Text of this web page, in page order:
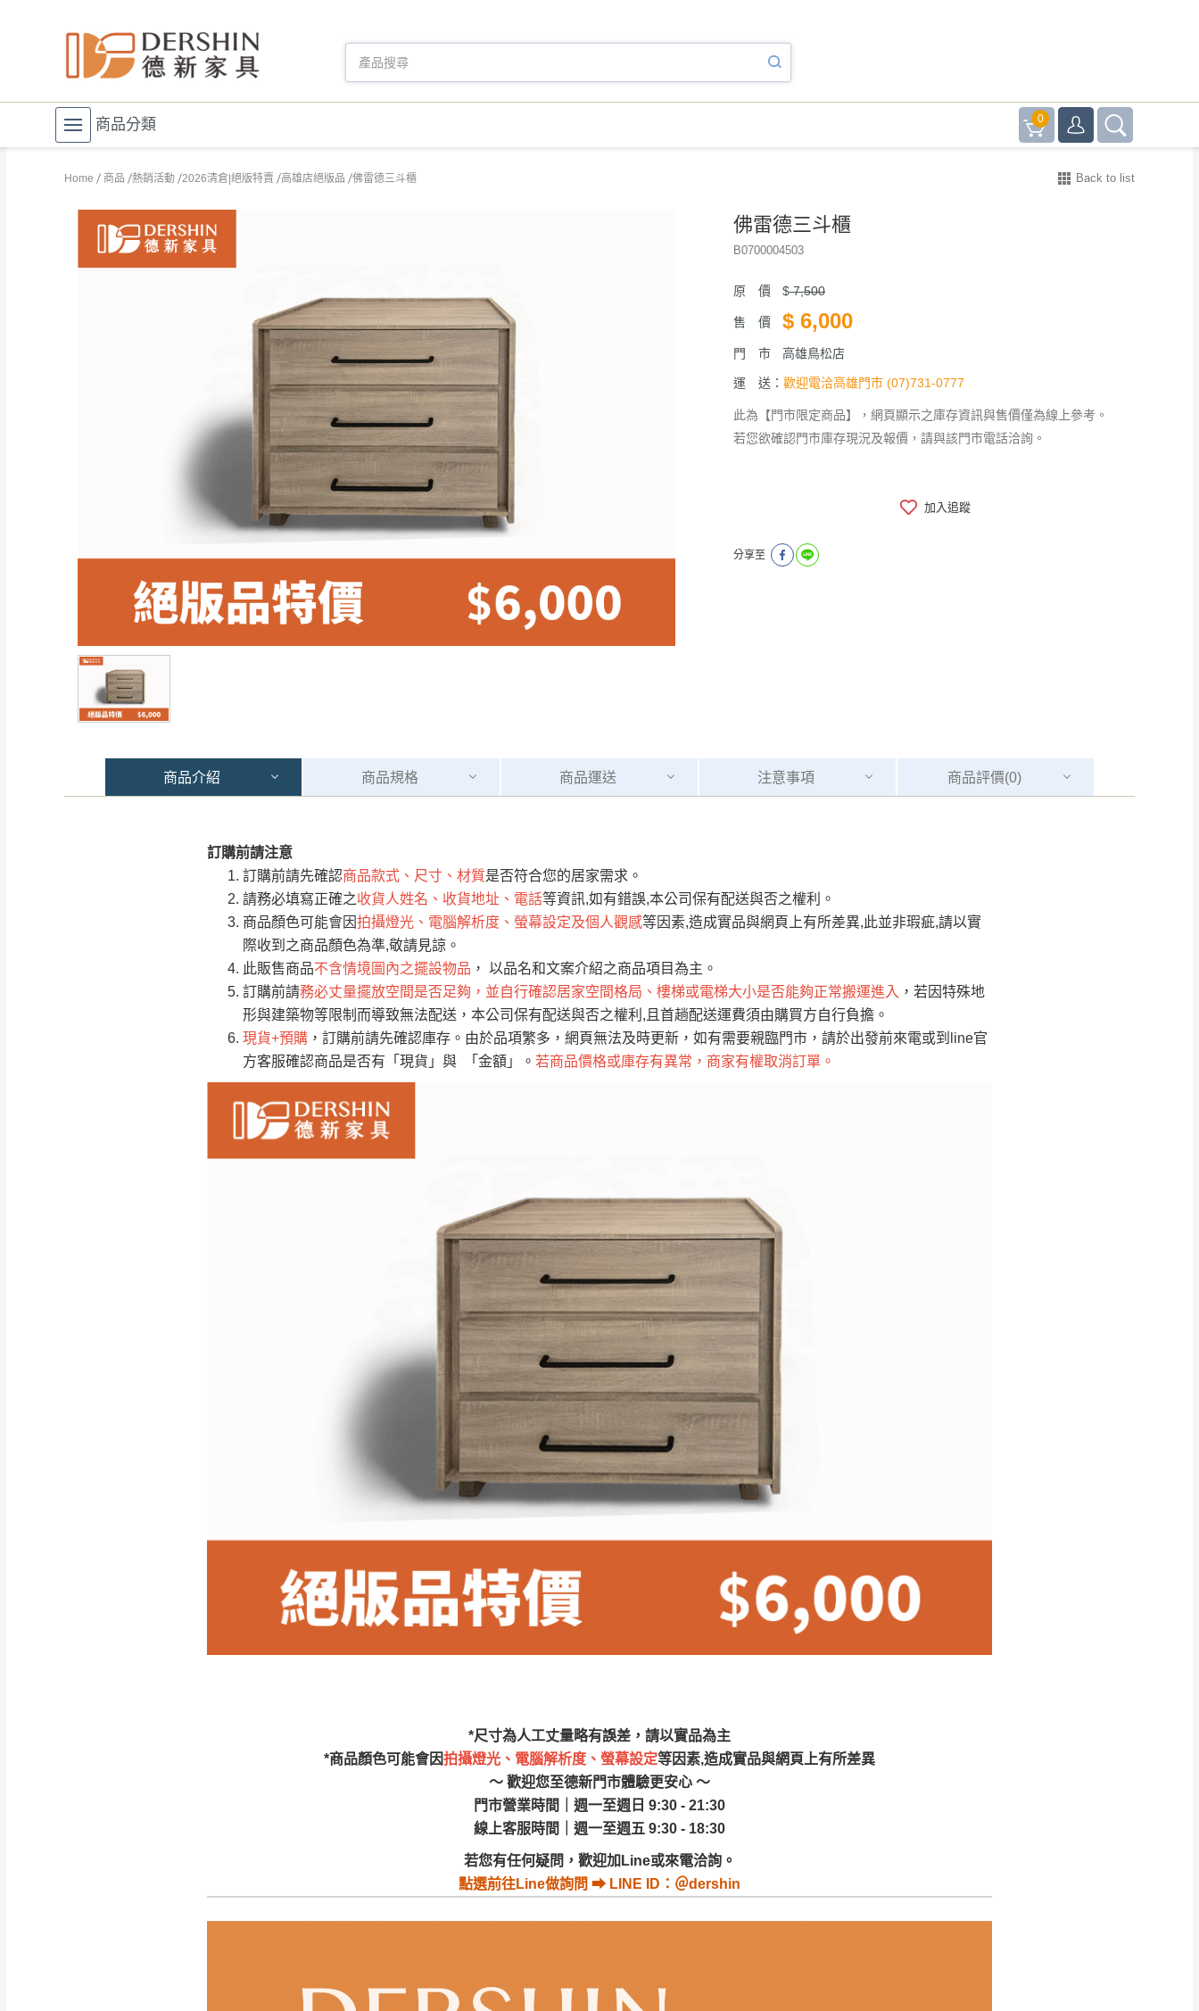
商品分類 0
Home 商品 熱銷活動 2026清倉|絕版特賣 高雄店絕版品 佛雷德三斗櫃 Back to list
佛雷德三斗櫃
B0700004503
原 價 $7,500
售 價 $ 6,000
門 市 高雄鳥松店
運 送： 歡迎電洽高雄門市 (07)731-0777
此為【門市限定商品】，網頁顯示之庫存資訊與售價僅為線上參考。
若您欲確認門市庫存現況及報價，請與該門市電話洽詢。
加入追蹤
分享至
商品介紹 商品規格 商品運送 注意事項 商品評價(0)
訂購前請注意
訂購前請先確認商品款式、尺寸、材質是否符合您的居家需求。
請務必填寫正確之收貨人姓名、收貨地址、電話等資訊,如有錯誤,本公司保有配送與否之權利。
商品顏色可能會因拍攝燈光、電腦解析度、螢幕設定及個人觀感等因素,造成實品與網頁上有所差異,此並非瑕疵,請以實
際收到之商品顏色為準,敬請見諒。
此販售商品不含情境圖內之擺設物品 ， 以品名和文案介紹之商品項目為主。
訂購前請務必丈量擺放空間是否足夠，並自行確認居家空間格局、樓梯或電梯大小是否能夠正常搬運進入 ，若因特殊地
形與建築物等限制而導致無法配送，本公司保有配送與否之權利,且首趟配送運費須由購買方自行負擔。
現貨+預購 ，訂購前請先確認庫存。由於品項繁多，網頁無法及時更新，如有需要親臨門市，請於出發前來電或到line官
方客服確認商品是否有「現貨」與 「金額」。 若商品價格或庫存有異常，商家有權取消訂單。
*尺寸為人工丈量略有誤差，請以實品為主
*商品顏色可能會因拍攝燈光、電腦解析度、螢幕設定等因素,造成實品與網頁上有所差異
～ 歡迎您至德新門市體驗更安心 ～
門市營業時間｜週一至週日 9:30 - 21:30
線上客服時間｜週一至週五 9:30 - 18:30
若您有任何疑問，歡迎加Line或來電洽詢。
點選前往Line做詢問 ⮕ LINE ID：＠dershin
運 費 說 明
運送地區
桃園
＊A108產品另收運費
復興鄉
新竹
峨眉鄉、五峰鄉、橫山、北埔鄉、尖石
台北
雙溪、貢寮、烏來、平溪、九份、石
門、林口 下福里、新店山區、三峽山區、
$ 9,000以上：免運費
$ 9,000以下：NT$500元
＊A108產品另收運費
$ 9,000以上：免運費
$ 9,000以下：NT$500元
＊A108產品另收運費
卓蘭鎮、三灣、通霄山區、西湖、泰安
鄉、大湖鄉、頭屋、獅潭鄉
配送天數：5~14天
到貨時間：指定送貨日當天以電話聯絡確認
｜周（一）配送部門固定公休無送貨｜
台北市、新北市地區固定每周(三)、(日)兩天收送貨
暫無配送地區：彰化、南投、雲林、嘉義、台南、高雄、屏東、宜蘭、 花蓮、台東、金門、馬祖、澎湖地區
。
本司貨車運送如因路況不佳、天候惡劣、過於偏遠之山區內等，或收貨地點搬運過於困難等因素，導致無法順利配送，
本公司除了盡最大努力完成配送外，視狀況保有出貨的權利。
讓您不用整天在家等貨，以免浪費你的寶貴時間。
注意事項：
由於品項繁多，網頁無法及時更新，如有需要購買商品，請於出發前來電或到「官方Line客服」來信確
認商品是否有「現貨」與 「金額」。
若商品價格或庫存有異常，商家有權取消訂單。
接單後二日內(不含例假日)，我們客服會與您電話聯絡或E-Mail通知確認訂單。
（線上客服 LINE → @dershin）
下單前先詢問是否現貨，若未詢問下單後無現貨我們客服會再來電或E-Mail與您聯絡
（洽詢方式請搜尋 Line ID → @dershin）
運送範圍：限定北至基隆，南至苗栗，偏遠地區恕無法提供運送 (詳見運送規章)。
配送範圍：
保護物流人員的工作安全，賣家無提供吊掛服務，若需以吊車或其他的吊掛方式吊運，費用將由買方自
因大型傢俱有組裝、配送的問題，並非一般快速到貨商品，無法指定特定時間送達，司機當天到貨前皆
會再與您通知，讓你不用整天在家等貨，以節省您的寶貴時間。
由於百貨公司配送較為不易，故暫無法配送至百貨公司內部。
若您選擇三聯式或索取兩聯式發票，發票將於商品完成出貨15個工作天另行寄出，另外約加上2~7個工作天內
送達，如遇國定假日將順延寄送。
若收到不良品，請於到貨日起七日內通知本公司客服人員，我們將為您更換新品，運費皆由本站負責，
所有退回及換貨之商品必須是全新狀態且完整包裝，床墊、床包、枕頭類產品需為未拆封狀態(請保持商
品、附件、包裝、廠商紙及所有附隨文件或資料之完整性)，若未依照上述方式處理，恕無法接受退貨。
是否合適)。
訂購前請確認商品尺寸，大型物件因為人工丈量，難免會有些許誤差值(約正負0.5CM) 詳細尺寸以實品
為主。
非因本公司問題而需退換貨，請於收到貨7日內通知客服人員(Line@ ID：@dershin)，並須保持商品全新
本公司部份商品無維修服務，超過7日鑑賞期，商品使用年限，因客人使用習慣、居家環境不同。若屬人
為因素導致商品損壞、零件短缺，則維修、搬運費用，需由消費者自行吸收(另事先與消費者報價，消費
到貨7日內為鑑賞期(注意:鑑賞期非試用期)，若非商品品質瑕疵問題於鑑賞期內退貨之情形，我們需酌收
如欲放置營業場所及公開場合之商品則無享有商品一年保固之服務。
時請儘速於三日內完成付款，交易恕不殺價，商品均已最低價格售出
全部 依評論高至低排列 依評論低至高排列 只顯示附上圖片